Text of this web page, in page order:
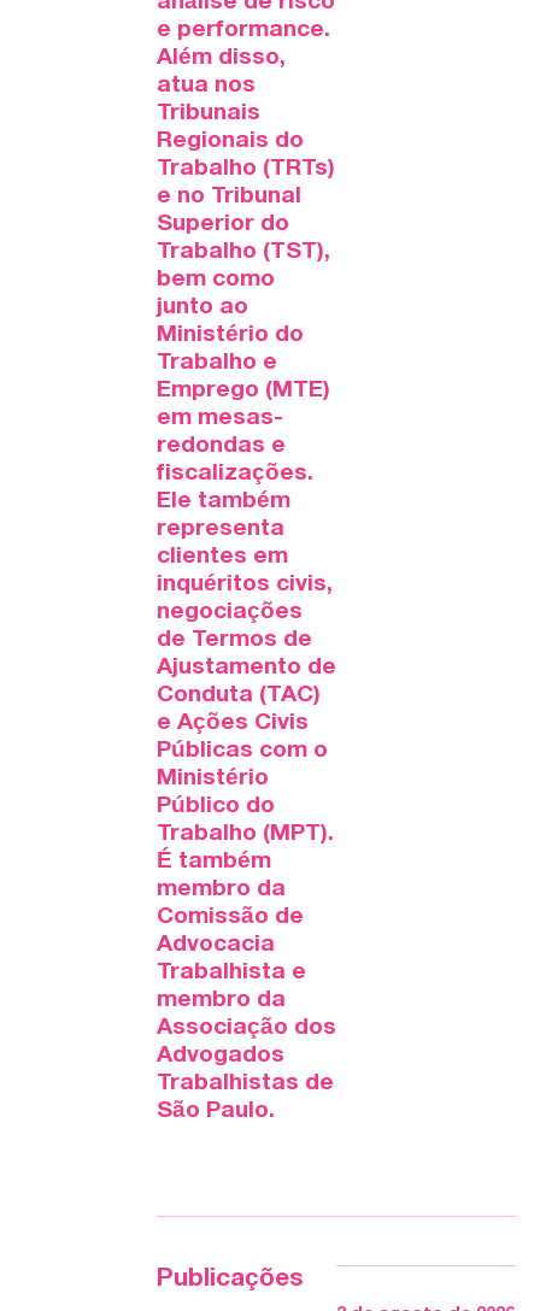
e performance.
Além disso,
atua nos
Tribunais
Regionais do
Trabalho (TRTs)
e no Tribunal
Superior do
Trabalho (TST),
bem como
junto ao
Ministério do
Trabalho e
Emprego (MTE)
em mesas-
redondas e
fiscalizações.
Ele também
representa
clientes em
inquéritos civis,
negociações
de Termos de
Ajustamento de
Conduta (TAC)
e Ações Civis
Públicas com o
Ministério
Público do
Trabalho (MPT).
É também
membro da
Comissão de
Advocacia
Trabalhista e
membro da
Associação dos
Advogados
Trabalhistas de
São Paulo.
Publicações